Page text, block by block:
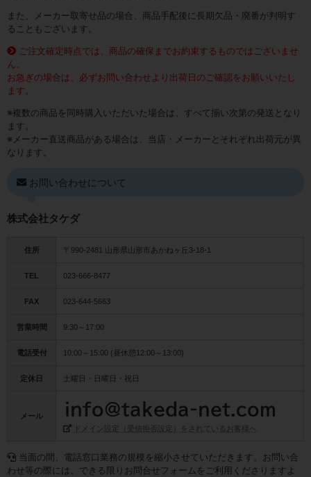
また、メーカー取寄せ品の場合、商品手配後に長期欠品・廃番が判明す
ることもございます。
ご注文確定時点では、商品の確保までお約束するものではございませ
ん。
お急ぎの場合は、必ずお問い合わせより出荷日のご確認をお願いいたし
ます。
※複数の商品を同時購入いただいた場合は、すべて揃い次第の発送となり
ます。
※メーカー直送商品がある場合は、当店・メーカーとそれぞれ出荷元が異
なります。
お問い合わせについて
株式会社タケダ
住所 〒990-2481 山形県山形市あかねヶ丘3-18-1
TEL 023-666-8477
FAX 023-644-5663
営業時間 9:30～17:00
電話受付 10:00～15:00 (昼休憩12:00～13:00)
定休日 土曜日・日曜日・祝日
メール
ドメイン設定（受信拒否設定）をされているお客様へ
当面の間、電話窓口業務の規模を縮小させていただきます。お問い合
わせ等の際には、できる限りお問合せフォームをご利用くださりますよ